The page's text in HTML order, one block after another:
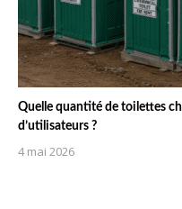
Quelle quantité de toilettes
d’utilisateurs ?
4 mai 2026